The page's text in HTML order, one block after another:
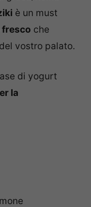
è un must
che
vostro palato.
di yogurt
la